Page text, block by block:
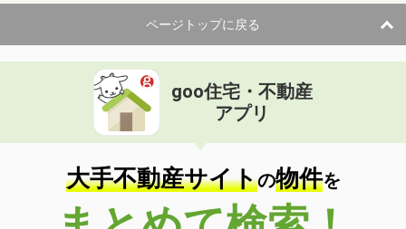
ページトップに戻る
goo住宅・不動産
アプリ
大手不動産サイトの物件を